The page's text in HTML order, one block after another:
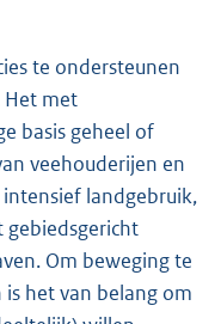
te ondersteunen
Het met
basis geheel of
veehouderijen en
landgebruik,
gebiedsgericht
Om beweging te
het van belang om